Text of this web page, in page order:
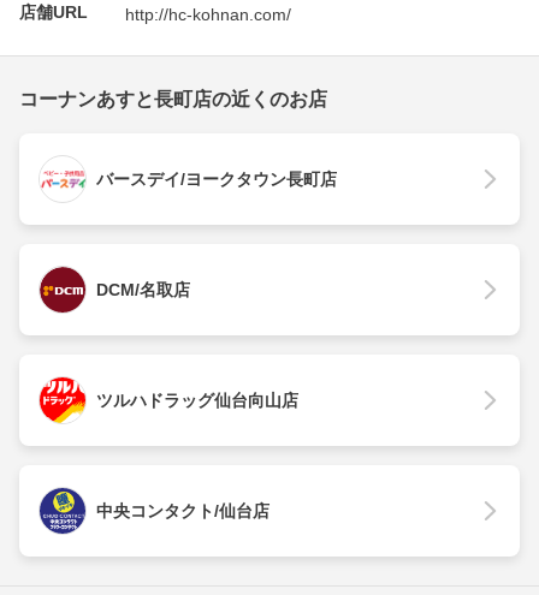
店舗URL http://hc-kohnan.com/
コーナンあすと長町店の近くのお店
バースデイ/ヨークタウン長町店
DCM/名取店
ツルハドラッグ仙台向山店
中央コンタクト/仙台店